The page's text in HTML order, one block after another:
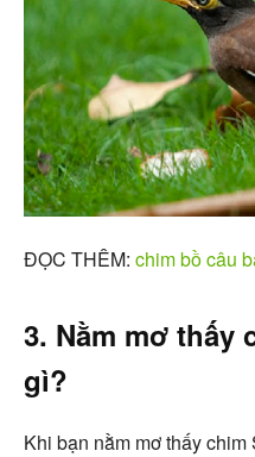
ĐỌC THÊM: chim bồ câu
3. Nằm mơ thấy
gì?
Khi bạn nằm mơ thấy